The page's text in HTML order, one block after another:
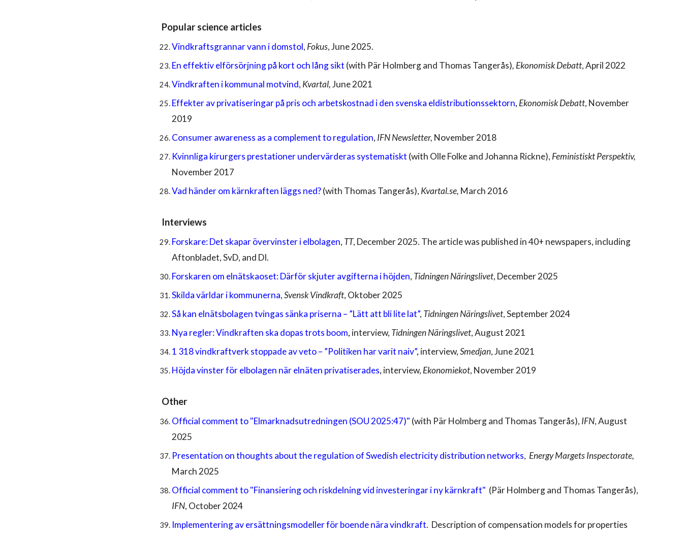
Popular science articles
Vindkraftsgrannar vann i domstol, Fokus, June2025.
En effektiv elförsörjning på kort och lång sikt (with Pär Holmberg and Thomas Tangerås), Ekonomisk Debatt, April 2022
Vindkraften i kommunal motvind, Kvartal,June 2021
Effekter av privatiseringar på pris och arbetskostnad i den svenska eldistributionssektorn, Ekonomisk Debatt, November
2019
Consumer awareness as a complement to regulation, IFN Newsletter, November 2018
Kvinnliga kirurgers prestationer undervärderas systematiskt (with Olle Folke and Johanna Rickne), Feministiskt Perspektiv,
November 2017
Vad händer om kärnkraften läggs ned?(with Thomas Tangerås), Kvartal.se, March 2016
Interviews
Forskare: Det skapar övervinster i elbolagen, TT, December 2025. The article was published in 40+ newspapers, including
Aftonbladet, SvD, and DI.
Forskaren om elnätskaoset: Därför skjuteravgifterna i höjden, Tidningen Näringslivet, December2025
Skilda världar i kommunerna,Svensk Vindkraft, Oktober2025
Så kan elnätsbolagen tvingas sänka priserna – ”Lätt att bli lite lat”, Tidningen Näringslivet, September 2024
Nya regler: Vindkraften ska dopas trots boom, interview, Tidningen Näringslivet, August 2021
1 318 vindkraftverk stoppade av veto – ”Politiken har varit naiv”, interview,Smedjan, June 2021
Höjda vinster för elbolagen när elnäten privatiserades, interview, Ekonomiekot, November 2019
Other
Official commentto"Elmarknadsutredningen (SOU 2025:47)" (with Pär Holmberg and Thomas Tangerås), IFN,August
2025
Presentation on thoughts about the regulation of Swedish electricity distribution networks, Energy Margets Inspectorate,
March 2025
Official comment to"Finansiering och riskdelning vid investeringar i ny kärnkraft" (Pär Holmberg and Thomas Tangerås),
IFN, October2024
Implementering av ersättningsmodeller för boende nära vindkraft. Description of compensation models for properties